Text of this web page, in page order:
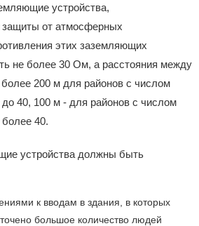
устройства,
от атмосферных
этих заземляющих
не более 30 Ом, а расстояния между
200 м для районов с числом
до 40, 100 м - для районов с числом
более 40.
устройства должны быть
к вводам в здания, в которых
большое количество людей